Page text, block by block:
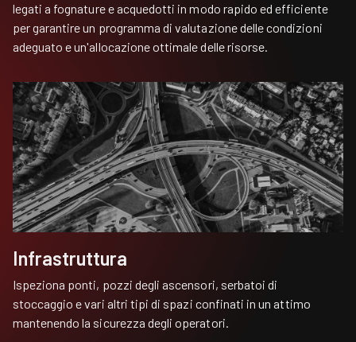
legati a fognature e acquedotti in modo rapido ed efficiente
per garantire un programma di valutazione delle condizioni
adeguato e un'allocazione ottimale delle risorse.
Infrastruttura
Ispeziona ponti, pozzi degli ascensori, serbatoi di
stoccaggio e vari altri tipi di spazi confinati in un attimo
mantenendo la sicurezza degli operatori.